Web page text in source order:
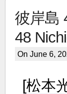
彼岸島
48
On June 6,
[松本